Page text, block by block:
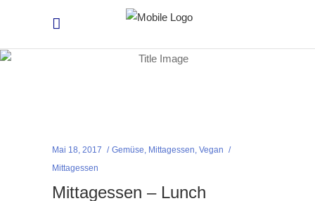
Mai 18, 2017 Gemüse, Mittagessen, Vegan
Mittagessen
Mittagessen – Lunch